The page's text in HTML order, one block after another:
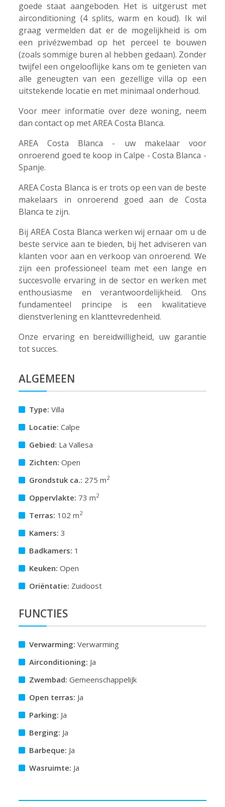
goede staat aangeboden. Het is uitgerust met
airconditioning (4 splits, warm en koud). Ik wil
graag vermelden dat er de mogelijkheid is om
een ​​privézwembad op het perceel te bouwen
(zoals sommige buren al hebben gedaan). Zonder
twijfel een ongelooflijke kans om te genieten van
alle geneugten van een gezellige villa op een
uitstekende locatie en met minimaal onderhoud.
Voor meer informatie over deze woning, neem
dan contact op met AREA Costa Blanca.
AREA Costa Blanca - uw makelaar voor
onroerend goed te koop in Calpe - Costa Blanca -
Spanje.
AREA Costa Blanca is er trots op een van de beste
makelaars in onroerend goed aan de Costa
Blanca te zijn.
Bij AREA Costa Blanca werken wij ernaar om u de
beste service aan te bieden, bij het adviseren van
klanten voor aan en verkoop van onroerend. We
zijn een professioneel team met een lange en
succesvolle ervaring in de sector en werken met
enthousiasme en verantwoordelijkheid. Ons
fundamenteel principe is een kwalitatieve
dienstverlening en klanttevredenheid.
Onze ervaring en bereidwilligheid, uw garantie
tot succes.
ALGEMEEN
Type: Villa
Locatie: Calpe
Gebied: La Vallesa
Zichten: Open
Grondstuk ca.: 275 m2
Oppervlakte: 73 m2
Terras: 102 m2
Kamers: 3
Badkamers: 1
Keuken: Open
Oriëntatie: Zuidoost
FUNCTIES
Verwarming: Verwarming
Airconditioning: Ja
Zwembad: GemeenschappeliJk
Open terras: Ja
Parking: Ja
Berging: Ja
Barbeque: Ja
Wasruimte: Ja